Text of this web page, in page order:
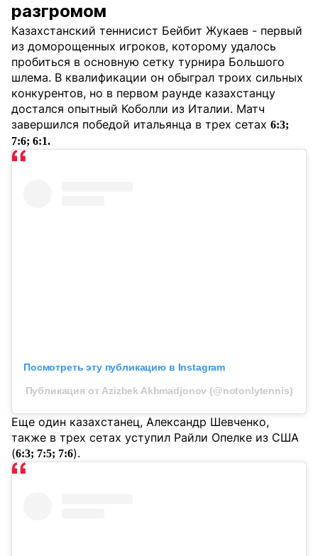
разгромом
Казахстанский теннисист Бейбит Жукаев - первый
из доморощенных игроков, которому удалось
пробиться в основную сетку турнира Большого
шлема. В квалификации он обыграл троих сильных
конкурентов, но в первом раунде казахстанцу
достался опытный Коболли из Италии. Матч
завершился победой итальянца в трех сетах 6:3;
7:6; 6:1.
Посмотреть эту публикацию в Instagram
Публикация от Azizbek Akhmadjonov (@notonlytennis)
Еще один казахстанец, Александр Шевченко,
также в трех сетах уступил Райли Опелке из США
(6:3; 7:5; 7:6).